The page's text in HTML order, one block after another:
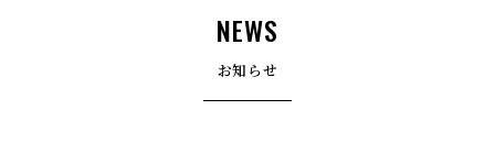
NEWS
お知らせ